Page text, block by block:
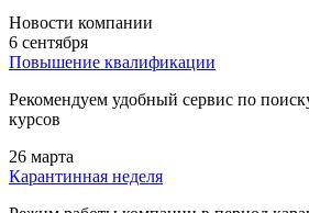
Новости компании
6 сентября
Повышение квалификации
Рекомендуем удобный сервис по
курсов
26 марта
Карантинная неделя